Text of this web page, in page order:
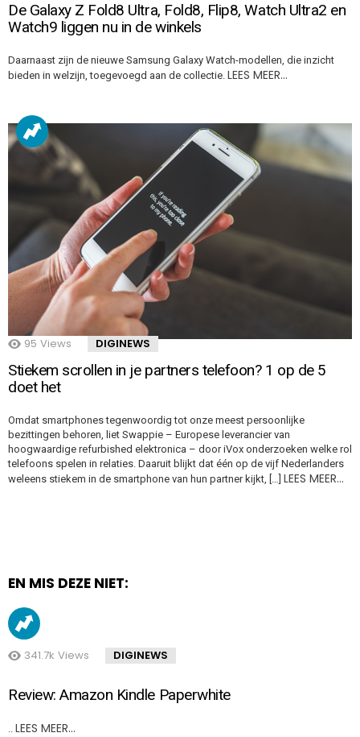
De Galaxy Z Fold8 Ultra, Fold8, Flip8, Watch Ultra2 en
Watch9 liggen nu in de winkels
Daarnaast zijn de nieuwe Samsung Galaxy Watch-modellen, die inzicht
bieden in welzijn, toegevoegd aan de collectie. LEES MEER…
95 Views DIGINEWS
Stiekem scrollen in je partners telefoon? 1 op de 5
doet het
Omdat smartphones tegenwoordig tot onze meest persoonlijke
bezittingen behoren, liet Swappie – Europese leverancier van
hoogwaardige refurbished elektronica – door iVox onderzoeken welke rol
telefoons spelen in relaties. Daaruit blijkt dat één op de vijf Nederlanders
weleens stiekem in de smartphone van hun partner kijkt, […] LEES MEER…
EN MIS DEZE NIET:
341.7k Views DIGINEWS
Review: Amazon Kindle Paperwhite
LEES MEER…